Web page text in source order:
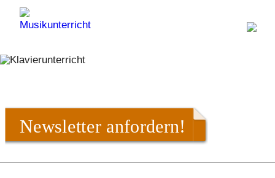
Newsletter anfordern!